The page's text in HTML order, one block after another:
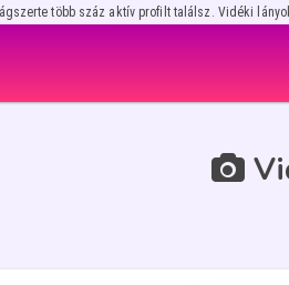
több száz aktív profilt találsz. Vidéki